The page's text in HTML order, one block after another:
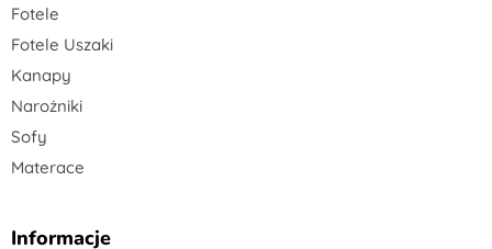
Fotele
Fotele Uszaki
Kanapy
Narożniki
Sofy
Materace
Informacje